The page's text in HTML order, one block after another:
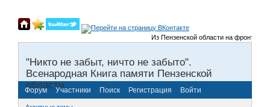
Из Пензенской области на фронты
"Никто не забыт, ничто не забыто".
Всенародная Книга памяти Пензенской
области.
Форум Участники Поиск Регистрация Войти